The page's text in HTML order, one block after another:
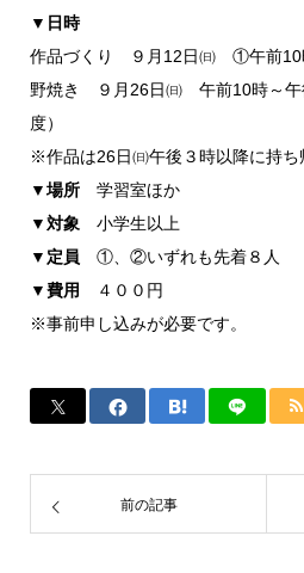
▼日時
作品づくり ９月12日㈰ ①午前
野焼き ９月26日㈰ 午前10時～午
度）
※作品は26日㈰午後３時以降に持ち
▼場所 学習室ほか
▼対象 小学生以上
▼定員 ①、②いずれも先着８人
▼費用
４００円
※事前申し込みが必要です。
前の記事